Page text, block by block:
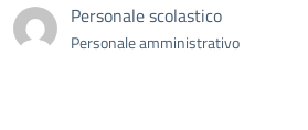
Personale scolastico
Personale amministrativo